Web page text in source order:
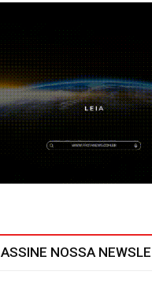
ASSINE NOSSA